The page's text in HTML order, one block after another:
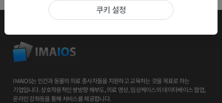
IMAIOS는 인간과 동물의 의료 종사자들을 지원하고 교육하는 것을 목표로 하는
기업입니다. 상호작용적인 쌍방향 해부도, 의료 영상, 임상케이스의 데이타베이스 협업,
온라인 강좌등을 통해 서비스를 제공합니다.
쿠키 설정